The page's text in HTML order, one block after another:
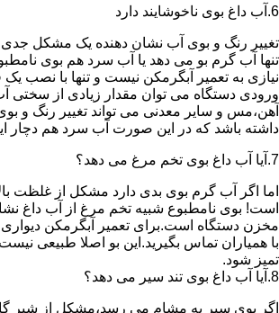
6.آب داغ بوی ناخوشایند دارد
تغییر رنگ و بوی آب نشان دهنده یک مشکل جدی
تنها آب گرم بو می دهد یا آب سرد هم بوی
نیازی به تعمیر آبگرمکن نیست و تنها با نصب یک
ورودی دستگاه می توان مقدار زیادی از سختی
آهن،مس و سایر معدنی می تواند تغییر رنگ و
داشته باشد که در این صورت آب سرد هم
7.آیا آب داغ بوی تخم مرغ می دهد؟
اما اگر آب گرم بوی بدی دارد مشکل از غلظت
است! بوی نامطبوع شبیه تخم مرغ از آب داغ
مخزن دستگاه است.برای تعمیر آبگرمکن
با همیاران تماس بگیرید.این بو اصلا طبیعی
تمیز شود.
8.آیا آب داغ بوی تند سیر می دهد؟
اگر بوی سیر به مشام می رسد،مشکل از شیر